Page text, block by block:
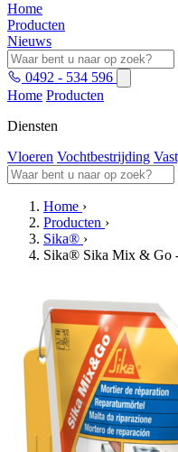
Home
Producten
Nieuws
0492 - 534 596
Home Producten
Diensten
Vloeren Vochtbestrijding
Home ›
Producten ›
Sika® ›
Sika® Sika Mix & Go